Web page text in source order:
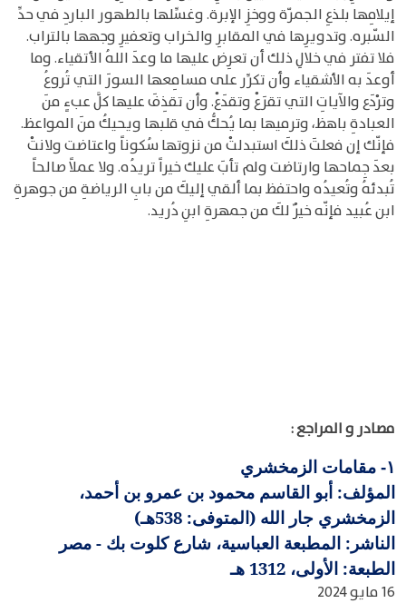
إيلامِها بلذعِ الجمرّة ووخزِ الإبرة. وغسِّلها بالطهور الباردِ في حدِّ
السّبره. وتدويرِها في المقابرِ والخراب وتعفيرِ وجهها بالتراب.
فلا تفتر في خلالِ ذلك أن تعرِض عليها ما وعدَ اللهُ الأتقياء. وما
أوعدَ به الأشقياء وأن تكرِّر على مسامِعها السورَ التي تُروعُ
وترْدَع والآياتِ التي تقرَعْ وتقدَعْ. وأن تقذِفَ عليها كلَّ عبءٍ منَ
العبادةِ باهظ، وترميها بما يُحكُّ في قلبها ويحيكُ منَ المواعظ.
فإنّك إن فعلتَ ذلكَ استبدلتْ من نزوتها سُكوناً واعتاضت ولانتْ
بعدَ جِماحها وارتاضت ولم تأبَ عليك خيراً تريدُه. ولا عملاً صالحاً
تُبدئهُ وتُعيدُه واحتفظ بما ألقي إليكَ من بابِ الرياضةِ من جوهرةِ
ابن عُبيد فإنّه خيرٌ لكَ من جمهرةِ ابنِ دُريد.
مصادر و المراجع :
١-
مقامات الزمخشري
المؤلف: أبو القاسم محمود بن عمرو بن أحمد،
الزمخشري جار الله (المتوفى: 538هـ)
الناشر: المطبعة العباسية، شارع كلوت بك - مصر
الطبعة: الأولى، 1312 هـ
16 مايو 2024